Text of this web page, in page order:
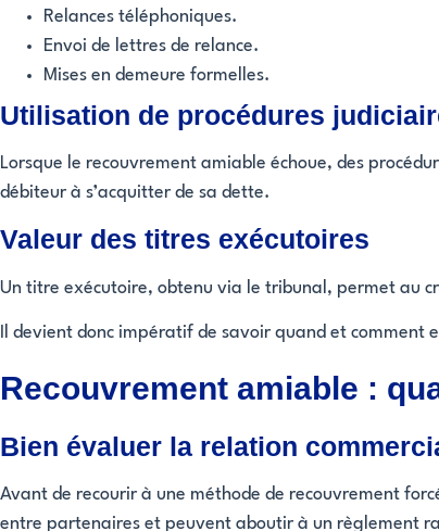
Relances téléphoniques.
Envoi de lettres de relance.
Mises en demeure formelles.
Utilisation de procédures
Lorsque le recouvrement amiable échoue, des
débiteur à s’acquitter de sa dette.
Valeur des titres exécutoires
Un titre exécutoire, obtenu via le tribunal, permet au
Il devient donc impératif de savoir quand et comment
Recouvrement amiable :
Bien évaluer la relation
Avant de recourir à une méthode de recouvrement
entre partenaires et peuvent aboutir à un règlement